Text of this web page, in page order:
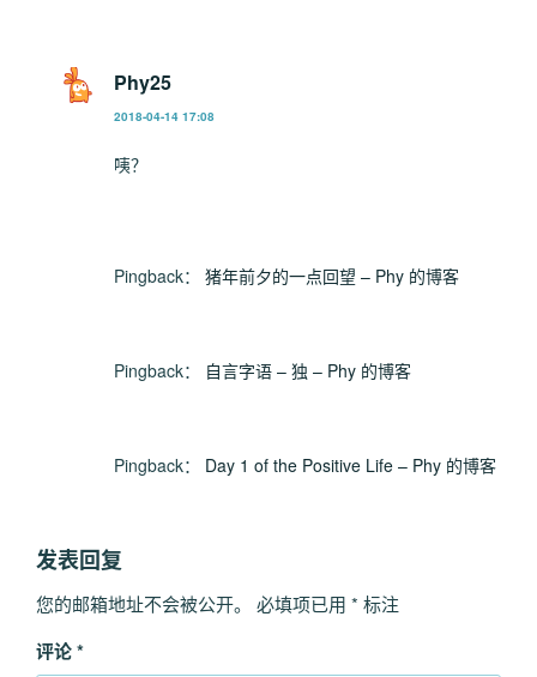
Phy25
2018-04-14 17:08
咦？
Pingback： 猪年前夕的一点回望 – Phy 的博客
Pingback： 自言字语 – 独 – Phy 的博客
Pingback： Day 1 of the Positive Life – Phy 的博客
发表回复
您的邮箱地址不会被公开。 必填项已用 * 标注
评论*